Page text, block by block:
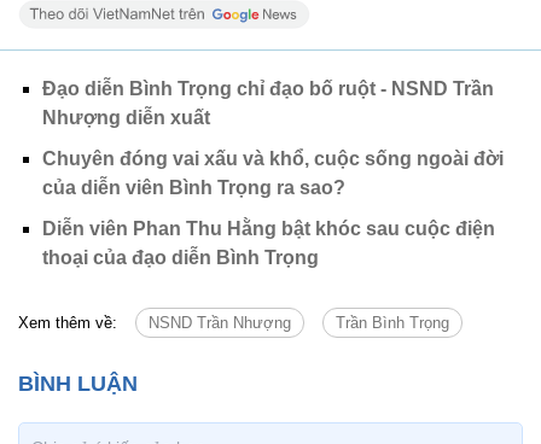
Đạo diễn Bình Trọng chỉ đạo bố ruột - NSND Trần
Nhượng diễn xuất
Chuyên đóng vai xấu và khổ, cuộc sống ngoài đời
của diễn viên Bình Trọng ra sao?
Diễn viên Phan Thu Hằng bật khóc sau cuộc điện
thoại của đạo diễn Bình Trọng
Xem thêm về: NSND Trần Nhượng Trần Bình Trọng